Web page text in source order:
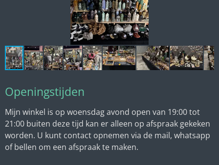
Openingstijden
Mijn winkel is op woensdag avond open van 19:00 tot
21:00 buiten deze tijd kan er alleen op afspraak gekeken
worden. U kunt contact opnemen via de mail, whatsapp
of bellen om een afspraak te maken.